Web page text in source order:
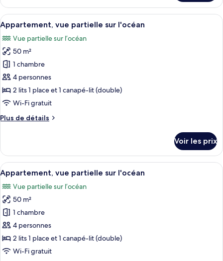
vue
mer
le
type
de
chambre
Appartement
Premium,
terrasse,
vue
mer
Afficher
toutes
les
photos
pour
ce
type
de
chambre :
Appartement,
sur
l'océan
Une chambre d’hôtel avec deux
4
Appartement, vue partielle sur l'océan
Vue partielle sur l’océan
50 m²
1 chambre
4 personnes
2 lits 1 place et 1 canapé-lit (double)
Wi-Fi gratuit
Plus de détails
Plus
le
type
de
chambre
Appartement,
vue
partielle
sur
l'océan
Voir les prix
Afficher
toutes
les
photos
pour
ce
type
de
Un lit avec une literie blanche et un
5
Appartement, vue partielle sur l'océan
Vue partielle sur l’océan
50 m²
1 chambre
4 personnes
2 lits 1 place et 1 canapé-lit (double)
Wi-Fi gratuit